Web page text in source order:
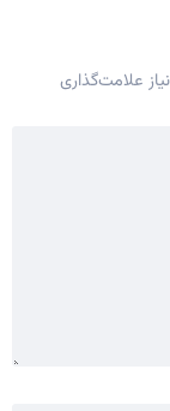
علامت‌گذاری